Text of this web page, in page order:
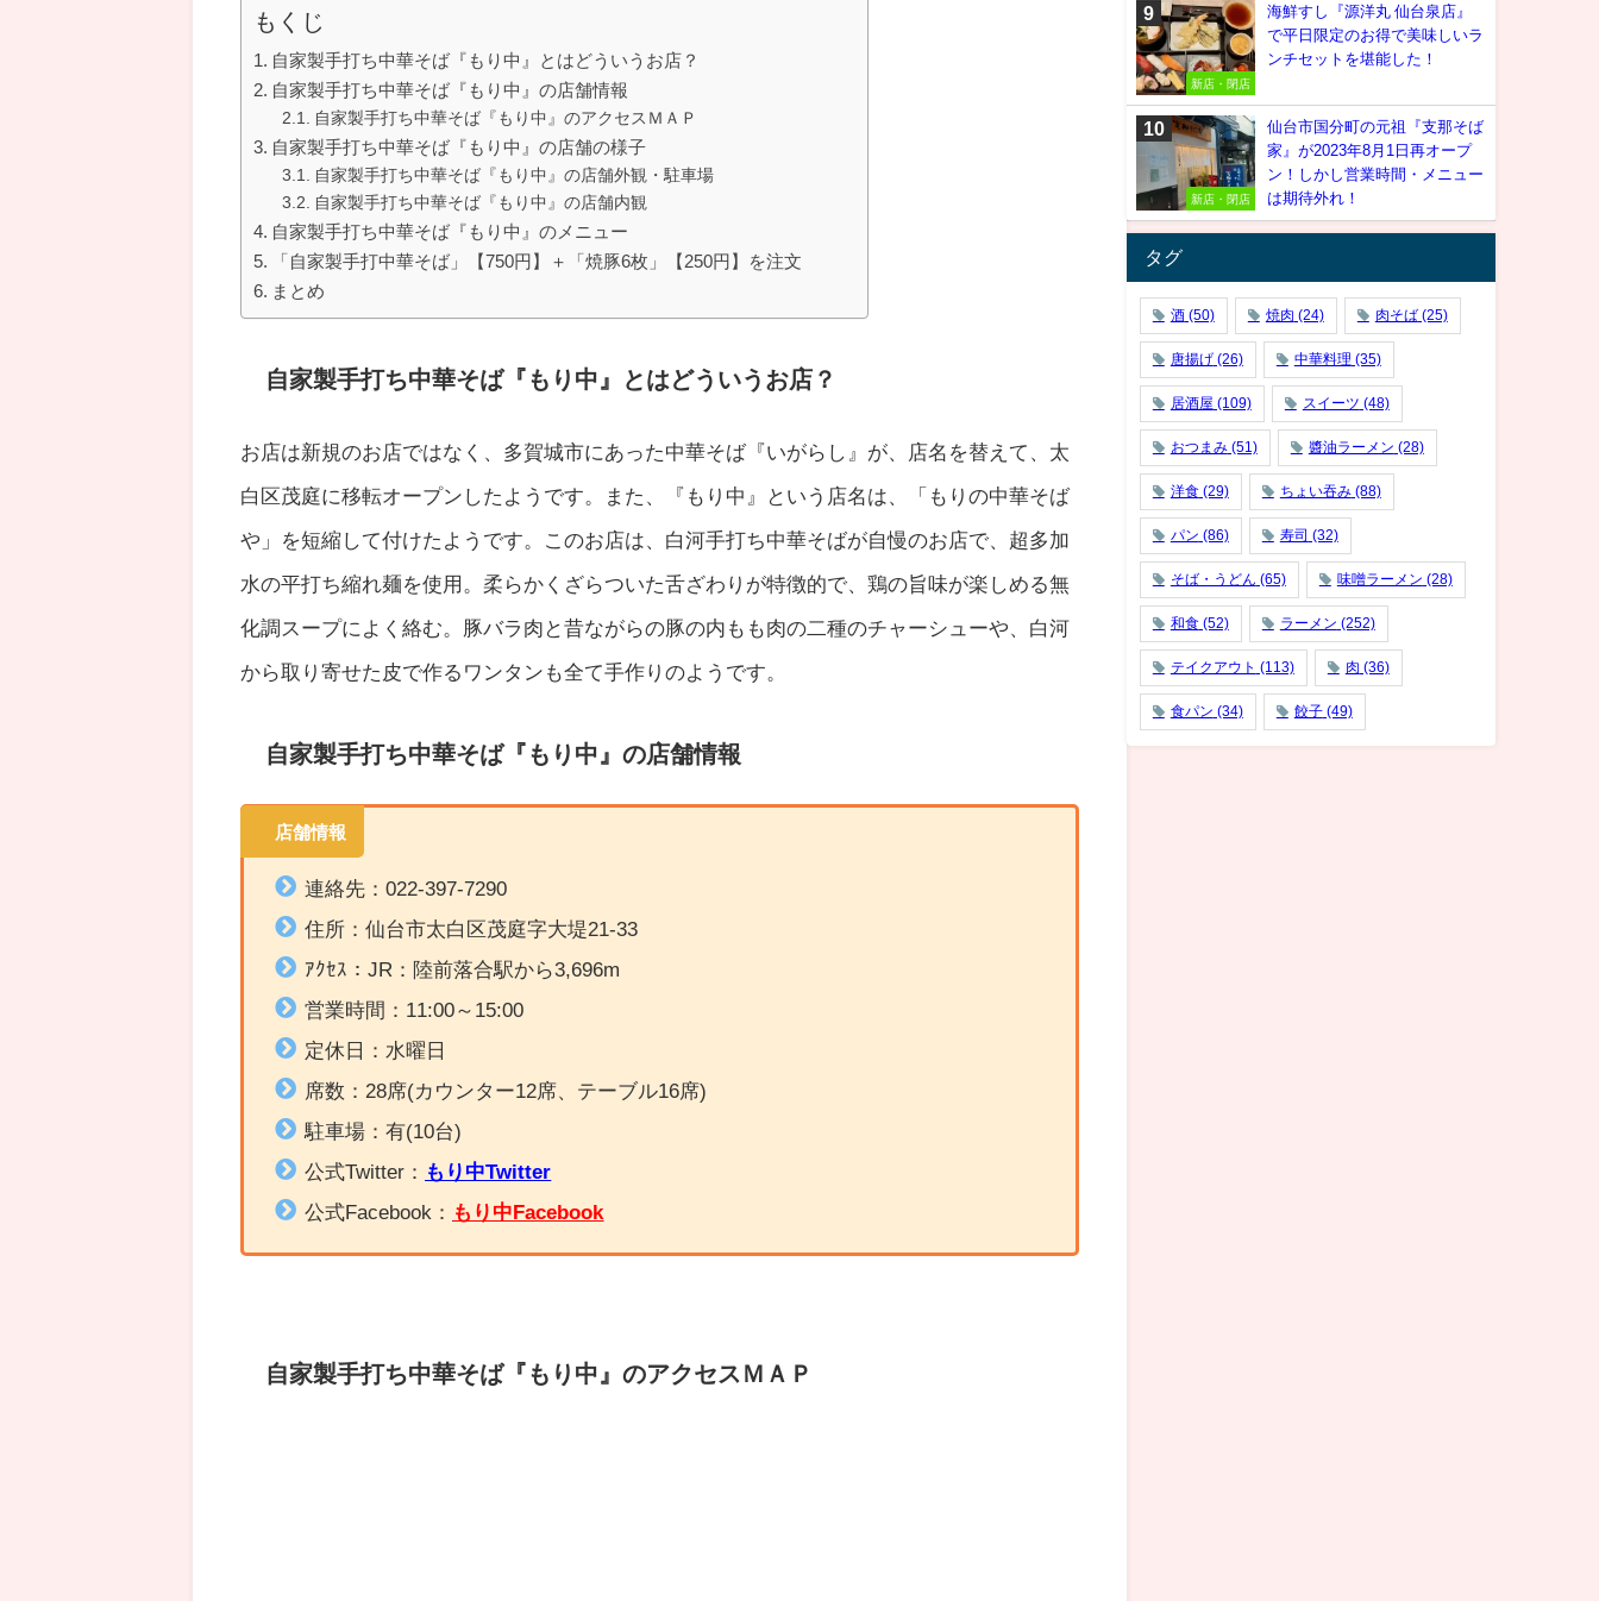
もくじ
自家製手打ち中華そば『もり中』とはどういうお店？
自家製手打ち中華そば『もり中』の店舗情報
自家製手打ち中華そば『もり中』のアクセスＭＡＰ
自家製手打ち中華そば『もり中』の店舗の様子
自家製手打ち中華そば『もり中』の店舗外観・駐車場
自家製手打ち中華そば『もり中』の店舗内観
自家製手打ち中華そば『もり中』のメニュー
「自家製手打中華そば」【750円】＋「焼豚6枚」【250円】を注文
まとめ
自家製手打ち中華そば『もり中』とはどういうお店？
お店は新規のお店ではなく、多賀城市にあった中華そば『いがらし』が、店名を替えて、太
白区茂庭に移転オープンしたようです。また、『もり中』という店名は、「もりの中華そば
や」を短縮して付けたようです。このお店は、白河手打ち中華そばが自慢のお店で、超多加
水の平打ち縮れ麺を使用。柔らかくざらついた舌ざわりが特徴的で、鶏の旨味が楽しめる無
化調スープによく絡む。豚バラ肉と昔ながらの豚の内もも肉の二種のチャーシューや、白河
から取り寄せた皮で作るワンタンも全て手作りのようです。
自家製手打ち中華そば『 もり中 』の店舗情報
店舗情報
連絡先：022-397-7290
住所：仙台市太白区茂庭字大堤21-33
ｱｸｾｽ：JR：陸前落合駅から3,696m
営業時間： 11:00～15:00
定休日：水曜日
席数：28席(カウンター12席、テーブル16席)
駐車場：有(10台)
公式Twitter： もり中Twitter
公式Facebook： もり中Facebook
自家製手打ち中華そば『もり中』のアクセスＭＡＰ
新店・閉店
海鮮すし『源洋丸 仙台泉店』
で平日限定のお得で美味しいラ
ンチセットを堪能した！
新店・閉店
仙台市国分町の元祖『支那そば
家』が2023年8月1日再オープ
ン！しかし営業時間・メニュー
は期待外れ！
タグ
酒 (50) 焼肉 (24) 肉そば (25)
唐揚げ (26) 中華料理 (35)
居酒屋 (109) スイーツ (48)
おつまみ(51) 醬油ラーメン (28)
洋食(29) ちょい吞み(88)
パン (86) 寿司 (32)
そば・うどん (65) 味噌ラーメン (28)
和食(52) ラーメン (252)
テイクアウト (113) 肉 (36)
食パン (34) 餃子(49)